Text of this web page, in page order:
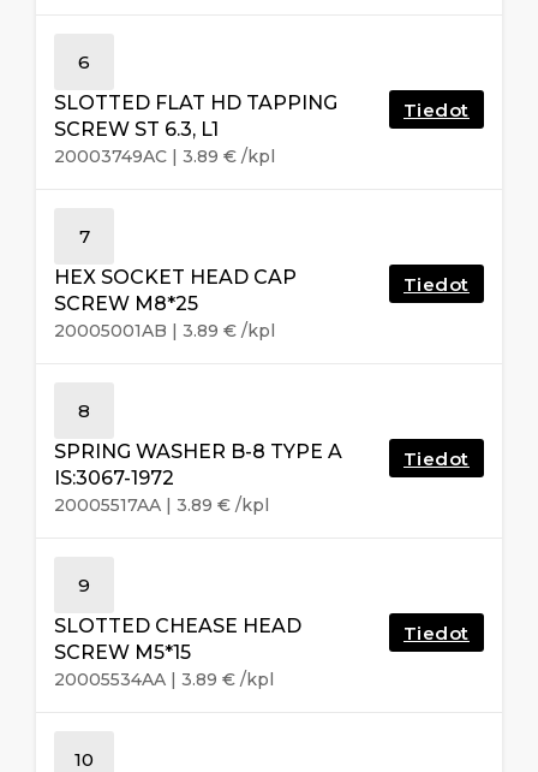
6
SLOTTED FLAT HD TAPPING
SCREW ST 6.3, L1
20003749AC | 3.89 € /kpl
Tiedot
7
HEX SOCKET HEAD CAP
SCREW M8*25
20005001AB | 3.89 € /kpl
Tiedot
8
SPRING WASHER B-8 TYPE A
IS:3067-1972
20005517AA | 3.89 € /kpl
Tiedot
9
SLOTTED CHEASE HEAD
SCREW M5*15
20005534AA | 3.89 € /kpl
Tiedot
10